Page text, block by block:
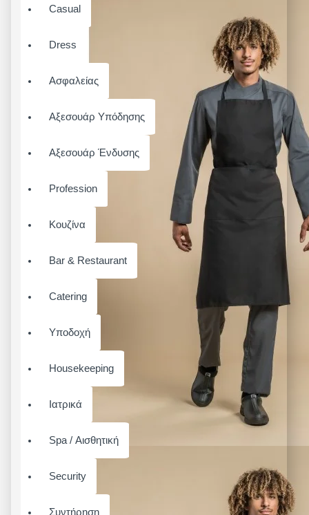
Casual
Dress
Ασφαλείας
Αξεσουάρ Υπόδησης
Αξεσουάρ Ένδυσης
Profession
Κουζίνα
Bar & Restaurant
Catering
Υποδοχή
Housekeeping
Ιατρικά
Spa / Αισθητική
Security
Συντήρηση